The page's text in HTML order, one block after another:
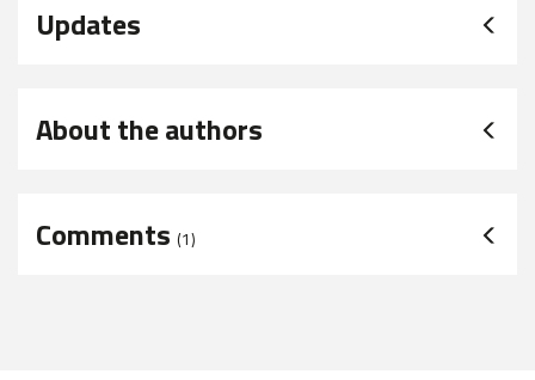
Updates
About the authors
Comments (1)